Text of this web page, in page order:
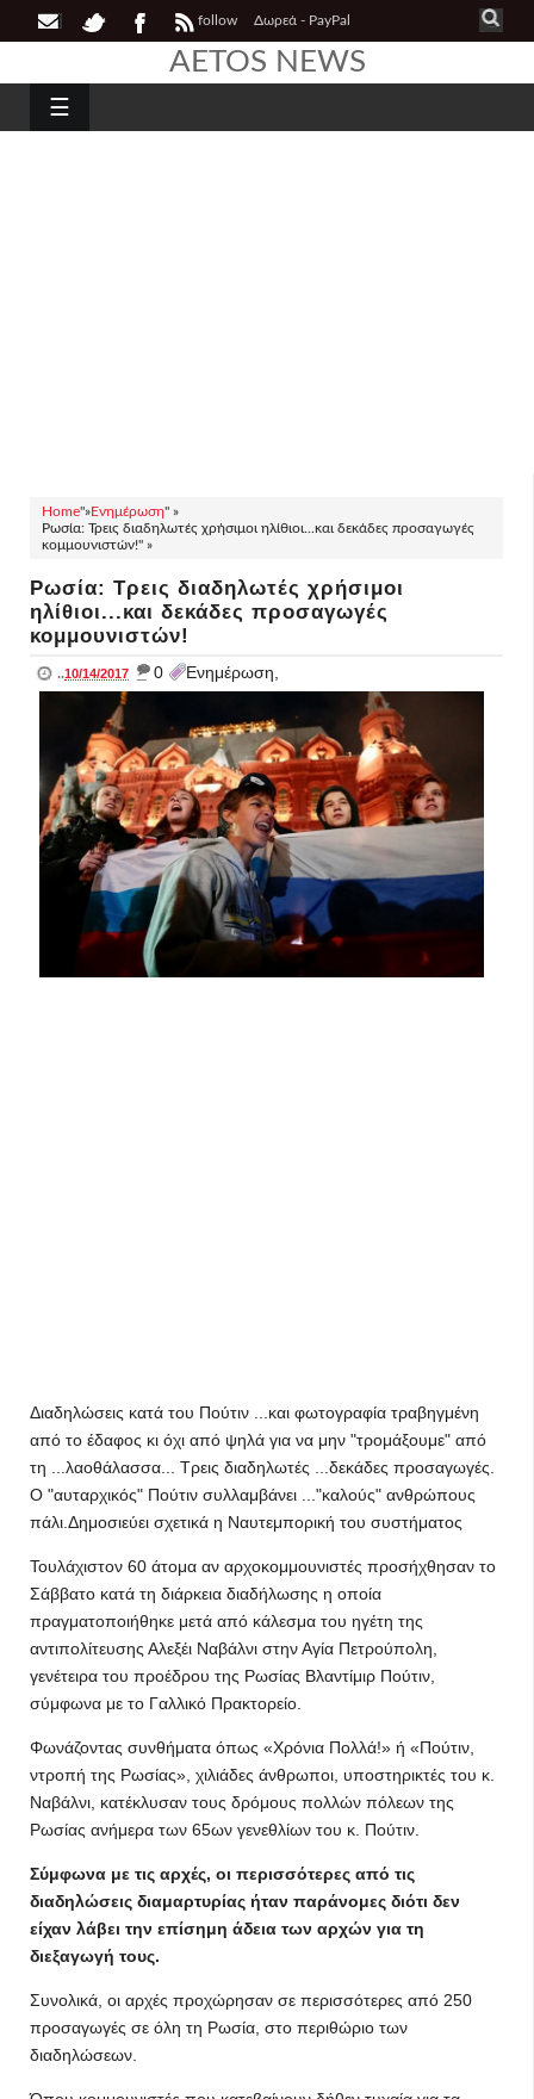
follow Δωρεά - PayPal
AETOS NEWS
☰
Home"»Ενημέρωση" »
Ρωσία: Τρεις διαδηλωτές χρήσιμοι ηλίθιοι...και δεκάδες προσαγωγές
κομμουνιστών!" »
Ρωσία: Τρεις διαδηλωτές χρήσιμοι
ηλίθιοι...και δεκάδες προσαγωγές
κομμουνιστών!
..10/14/2017 _ 0 Ενημέρωση,
Διαδηλώσεις κατά του Πούτιν ...και φωτογραφία τραβηγμένη
από το έδαφος κι όχι από ψηλά για να μην "τρομάξουμε" από
τη ...λαοθάλασσα... Τρεις διαδηλωτές ...δεκάδες προσαγωγές.
Ο "αυταρχικός" Πούτιν συλλαμβάνει ..."καλούς" ανθρώπους
πάλι.Δημοσιεύει σχετικά η Ναυτεμπορική του συστήματος
Τουλάχιστον 60 άτομα αν αρχοκομμουνιστές προσήχθησαν το
Σάββατο κατά τη διάρκεια διαδήλωσης η οποία
πραγματοποιήθηκε μετά από κάλεσμα του ηγέτη της
αντιπολίτευσης Αλεξέι Ναβάλνι στην Αγία Πετρούπολη,
γενέτειρα του προέδρου της Ρωσίας Βλαντίμιρ Πούτιν,
σύμφωνα με το Γαλλικό Πρακτορείο.
Φωνάζοντας συνθήματα όπως «Χρόνια Πολλά!» ή «Πούτιν,
ντροπή της Ρωσίας», χιλιάδες άνθρωποι, υποστηρικτές του κ.
Ναβάλνι, κατέκλυσαν τους δρόμους πολλών πόλεων της
Ρωσίας ανήμερα των 65ων γενεθλίων του κ. Πούτιν.
Σύμφωνα με τις αρχές, οι περισσότερες από τις
διαδηλώσεις διαμαρτυρίας ήταν παράνομες διότι δεν
είχαν λάβει την επίσημη άδεια των αρχών για τη
διεξαγωγή τους.
Συνολικά, οι αρχές προχώρησαν σε περισσότερες από 250
προσαγωγές σε όλη τη Ρωσία, στο περιθώριο των
διαδηλώσεων.